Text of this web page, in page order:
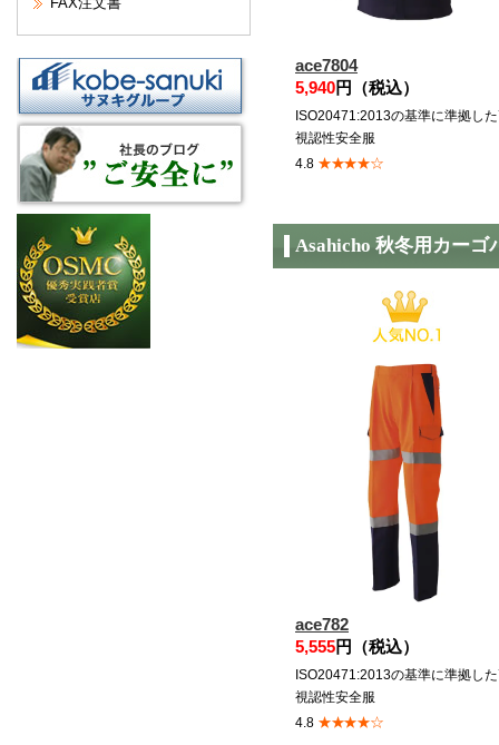
ace7804
5,940円（税込）
ISO20471:2013の基準に準拠し
視認性安全服
4.8 ★★★★☆
Asahicho 秋冬用カーゴ
ace782
5,555円（税込）
ISO20471:2013の基準に準拠し
視認性安全服
4.8 ★★★★☆